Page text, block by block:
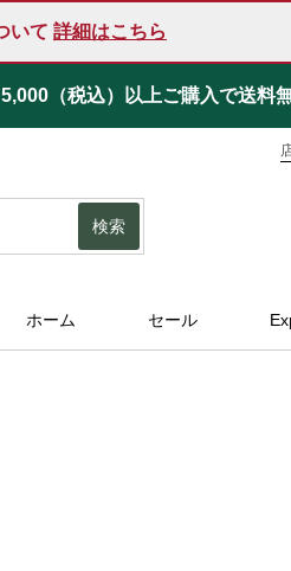
いて 詳細はこちら
（税込） 以上ご購入で送料
検索
ホーム セール